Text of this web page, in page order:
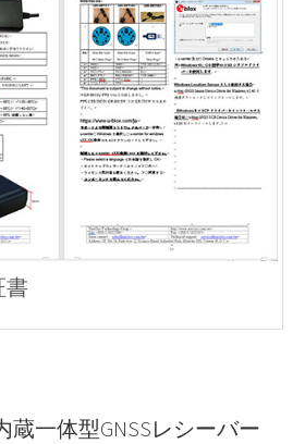
書
蔵一体型GNSSレシーバー